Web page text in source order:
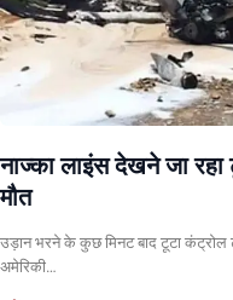
नाज्का लाइंस देखने जा
मौत
उड़ान भरने के कुछ मिनट बाद टूटा कंट्रोल
अमेरिकी…